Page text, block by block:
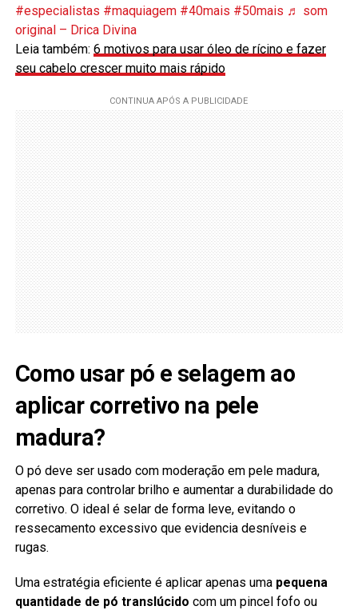
#especialistas #maquiagem #40mais #50mais ♬ som
original – Drica Divina
Leia também: 6 motivos para usar óleo de rícino e fazer
seu cabelo crescer muito mais rápido
Como usar pó e selagem ao
aplicar corretivo na pele
madura?
O pó deve ser usado com moderação em pele madura,
apenas para controlar brilho e aumentar a durabilidade do
corretivo. O ideal é selar de forma leve, evitando o
ressecamento excessivo que evidencia desníveis e
rugas.
Uma estratégia eficiente é aplicar apenas uma pequena
quantidade de pó translúcido com um pincel fofo ou